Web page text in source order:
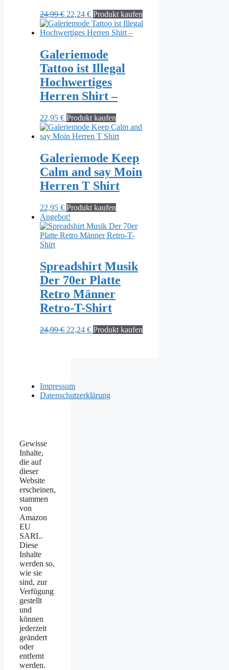
24,99€ Ursprünglicher
Preis
war:
22,24 €Aktueller
Preis
ist:
Produkt kaufen
Galeriemode
Tattoo ist Illegal
Hochwertiges
Herren Shirt –
22,95 € Produkt kaufen
Galeriemode Keep
Calm and say Moin
Herren T Shirt
22,95 € Produkt kaufen
Angebot!
Spreadshirt Musik
Der 70er Platte
Retro Männer
Retro-T-Shirt
24,99€ Ursprünglicher
22,24 €Aktueller
Produkt kaufen
Impressum
Datenschutzerklärung
Gewisse
Inhalte,
die auf
dieser
Website
erscheinen,
stammen
von
Amazon
EU
SARL.
Diese
Inhalte
werden so,
wie sie
sind, zur
Verfügung
gestellt
und
können
jederzeit
geändert
oder
entfernt
werden.